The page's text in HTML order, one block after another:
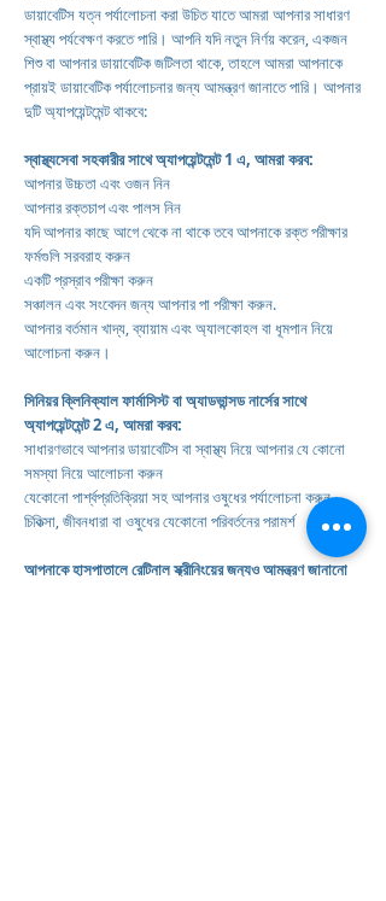
ডায়াবেটিস যত্ন পর্যালোচনা করা উচিত যাতে আমরা আপনার সাধারণ
স্বাস্থ্য পর্যবেক্ষণ করতে পারি। আপনি যদি নতুন নির্ণয় করেন, একজন
শিশু বা আপনার ডায়াবেটিক জটিলতা থাকে, তাহলে আমরা আপনাকে
প্রায়ই ডায়াবেটিক পর্যালোচনার জন্য আমন্ত্রণ জানাতে পারি। আপনার
দুটি অ্যাপয়েন্টমেন্ট থাকবে:
স্বাস্থ্যসেবা সহকারীর সাথে অ্যাপয়েন্টমেন্ট 1 এ, আমরা করব:
আপনার উচ্চতা এবং ওজন নিন
আপনার রক্তচাপ এবং পালস নিন
যদি আপনার কাছে আগে থেকে না থাকে তবে আপনাকে রক্ত পরীক্ষার
ফর্মগুলি সরবরাহ করুন
একটি প্রস্রাব পরীক্ষা করুন
সঞ্চালন এবং সংবেদন জন্য আপনার পা পরীক্ষা করুন.
আপনার বর্তমান খাদ্য, ব্যায়াম এবং অ্যালকোহল বা ধূমপান নিয়ে
আলোচনা করুন।
সিনিয়র ক্লিনিক্যাল ফার্মাসিস্ট বা অ্যাডভান্সড নার্সের সাথে
অ্যাপয়েন্টমেন্ট 2 এ, আমরা করব:
সাধারণভাবে আপনার ডায়াবেটিস বা স্বাস্থ্য নিয়ে আপনার যে কোনো
সমস্যা নিয়ে আলোচনা করুন
যেকোনো পার্শ্বপ্রতিক্রিয়া সহ আপনার ওষুধের পর্যালোচনা করুন
চিকিত্সা, জীবনধারা বা ওষুধের যেকোনো পরিবর্তনের পরামর্শ
আপনাকে হাসপাতালে রেটিনাল স্ক্রীনিংয়ের জন্যও আমন্ত্রণ জানানো